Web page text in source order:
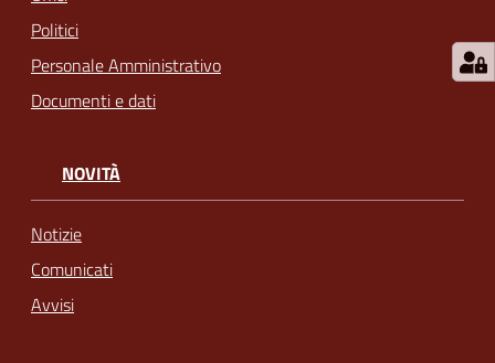
Politici
Personale Amministrativo
Documenti e dati
NOVITÀ
Notizie
Comunicati
Avvisi